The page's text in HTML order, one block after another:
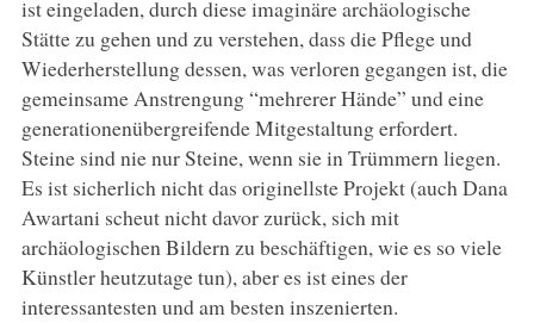
ist eingeladen, durch diese imaginäre archäologische
Stätte zu gehen und zu verstehen, dass die Pflege und
Wiederherstellung dessen, was verloren gegangen ist, die
gemeinsame Anstrengung “mehrerer Hände” und eine
generationenübergreifende Mitgestaltung erfordert.
Steine sind nie nur Steine, wenn sie in Trümmern liegen.
Es ist sicherlich nicht das originellste Projekt (auch Dana
Awartani scheut nicht davor zurück, sich mit
archäologischen Bildern zu beschäftigen, wie es so viele
Künstler heutzutage tun), aber es ist eines der
interessantesten und am besten inszenierten.